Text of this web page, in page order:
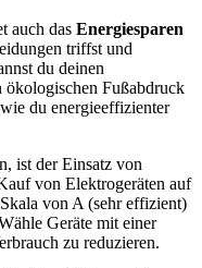
auch das Energiesparen
triffst und
du deinen
ökologischen Fußabdruck
du energieeffizienter
ist der Einsatz von
von Elektrogeräten auf
von A (sehr effizient)
Geräte mit einer
zu reduzieren.